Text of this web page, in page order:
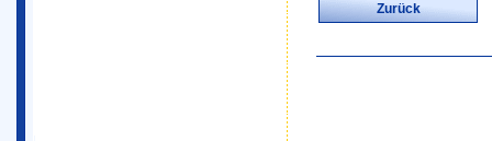
Zurück